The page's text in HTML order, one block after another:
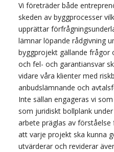
Vi företräder både
skeden av byggprocesser
upprättar
lämnar löpande rådgivning
byggprojekt gällande frågor
och fel- och garantiansvar
vidare våra klienter med
anbudslämnande och
Inte sällan engageras vi
som juridiskt bollplank
arbete präglas av
att varje projekt ska kunna
utvärderar och reviderar